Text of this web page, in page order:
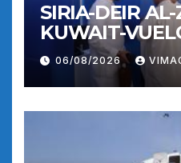
SIRIA-DEIR
KUWAIT-
06/08/2026